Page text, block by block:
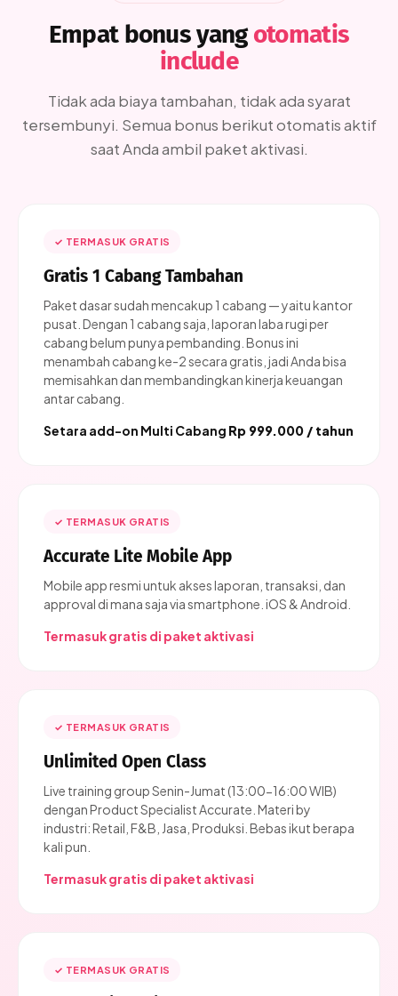
Empat bonus yangotomatis
include
Tidak ada biaya tambahan, tidak ada syarat
tersembunyi. Semua bonus berikut otomatis aktif
saat Anda ambil paket aktivasi.
✓ TERMASUK GRATIS
Gratis 1 Cabang Tambahan
Paket dasar sudah mencakup 1 cabang — yaitu kantor
pusat. Dengan 1 cabang saja, laporan laba rugi per
cabang belum punya pembanding. Bonus ini
menambah cabang ke-2 secara gratis, jadi Anda bisa
memisahkan dan membandingkan kinerja keuangan
antar cabang.
Setara add-on Multi Cabang Rp 999.000 / tahun
✓ TERMASUK GRATIS
Accurate Lite Mobile App
Mobile app resmi untuk akses laporan, transaksi, dan
approval di mana saja via smartphone. iOS & Android.
Termasuk gratis di paket aktivasi
✓ TERMASUK GRATIS
Unlimited Open Class
Live training group Senin-Jumat (13:00-16:00 WIB)
dengan Product Specialist Accurate. Materi by
industri: Retail, F&B, Jasa, Produksi. Bebas ikut berapa
kali pun.
Termasuk gratis di paket aktivasi
✓ TERMASUK GRATIS